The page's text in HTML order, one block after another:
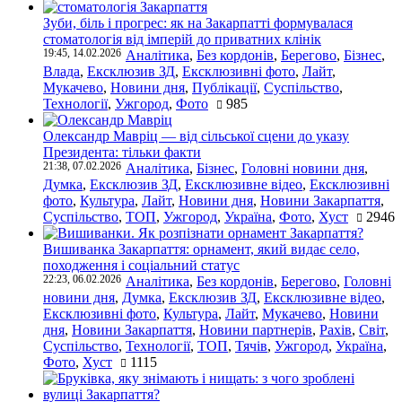
Зуби, біль і прогрес: як на Закарпатті формувалася
стоматологія від імперій до приватних клінік
19:45, 14.02.2026 Аналітика, Без кордонів, Берегово, Бізнес,
Влада, Ексклюзив ЗД, Ексклюзивні фото, Лайт,
Мукачево, Новини дня, Публікації, Суспільство,
Технології, Ужгород, Фото 985
Олександр Мавріц — від сільської сцени до указу
Президента: тільки факти
21:38, 07.02.2026 Аналітика, Бізнес, Головні новини дня,
Думка, Ексклюзив ЗД, Ексклюзивне відео, Ексклюзивні
фото, Культура, Лайт, Новини дня, Новини Закарпаття,
Суспільство, ТОП, Ужгород, Україна, Фото, Хуст 2946
Вишиванка Закарпаття: орнамент, який видає село,
походження і соціальний статус
22:23, 06.02.2026 Аналітика, Без кордонів, Берегово, Головні
новини дня, Думка, Ексклюзив ЗД, Ексклюзивне відео,
Ексклюзивні фото, Культура, Лайт, Мукачево, Новини
дня, Новини Закарпаття, Новини партнерів, Рахів, Світ,
Суспільство, Технології, ТОП, Тячів, Ужгород, Україна,
Фото, Хуст 1115